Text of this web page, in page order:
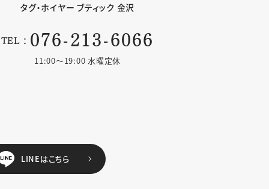
タグ・ホイヤーブティック 金沢
TEL： 076-213-6066
11:00〜19:00 水曜定休
LINEはこちら